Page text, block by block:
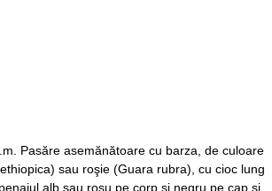
Pasăre asemănătoare cu barza, de culoare
sau roşie (Guara rubra), cu cioc lung
alb sau roşu pe corp şi negru pe cap şi